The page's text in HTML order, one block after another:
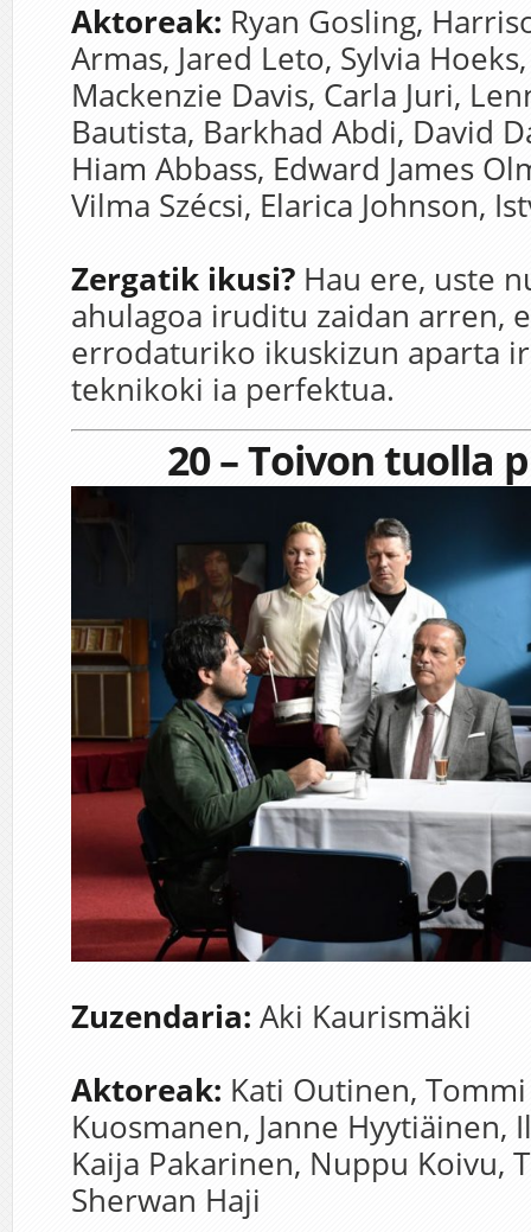
Aktoreak: Ryan Gosling,
Armas, Jared Leto, Sylvia
Mackenzie Davis, Carla Juri,
Bautista, Barkhad Abdi, David
Hiam Abbass, Edward James
Vilma Szécsi, Elarica Johnson,
Zergatik ikusi? Hau ere, uste
ahulagoa iruditu zaidan arren,
errodaturiko ikuskizun aparta
teknikoki ia perfektua.
20 – Toivon tuolla
Zuzendaria: Aki Kaurismäki
Aktoreak: Kati Outinen,
Kuosmanen, Janne Hyytiäinen,
Kaija Pakarinen, Nuppu Koivu,
Sherwan Haji